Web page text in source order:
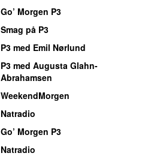
Go’ Morgen P3
Smag på P3
P3 med Emil Nørlund
P3 med Augusta Glahn-
Abrahamsen
WeekendMorgen
Natradio
Go’ Morgen P3
Natradio